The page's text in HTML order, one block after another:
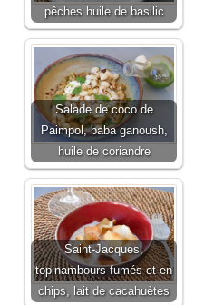
pêches huile de basilic
Salade de coco de
Paimpol, baba ganoush,
huile de coriandre
Saint-Jacques,
topinambours fumés et en
chips, lait de cacahuètes